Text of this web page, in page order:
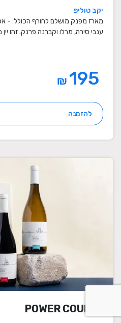
יקב טוליפ
מארז מפנק מושלם לחורף הכולל: -
ענבי סירה, מרלו וקברנה פרנק. זהו יין
₪
להזמנה
POWER COUPLE